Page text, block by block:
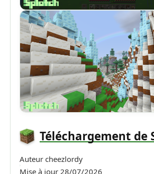
Téléchargement de
Auteur cheezlordy
Mise à jour 28/07/2026